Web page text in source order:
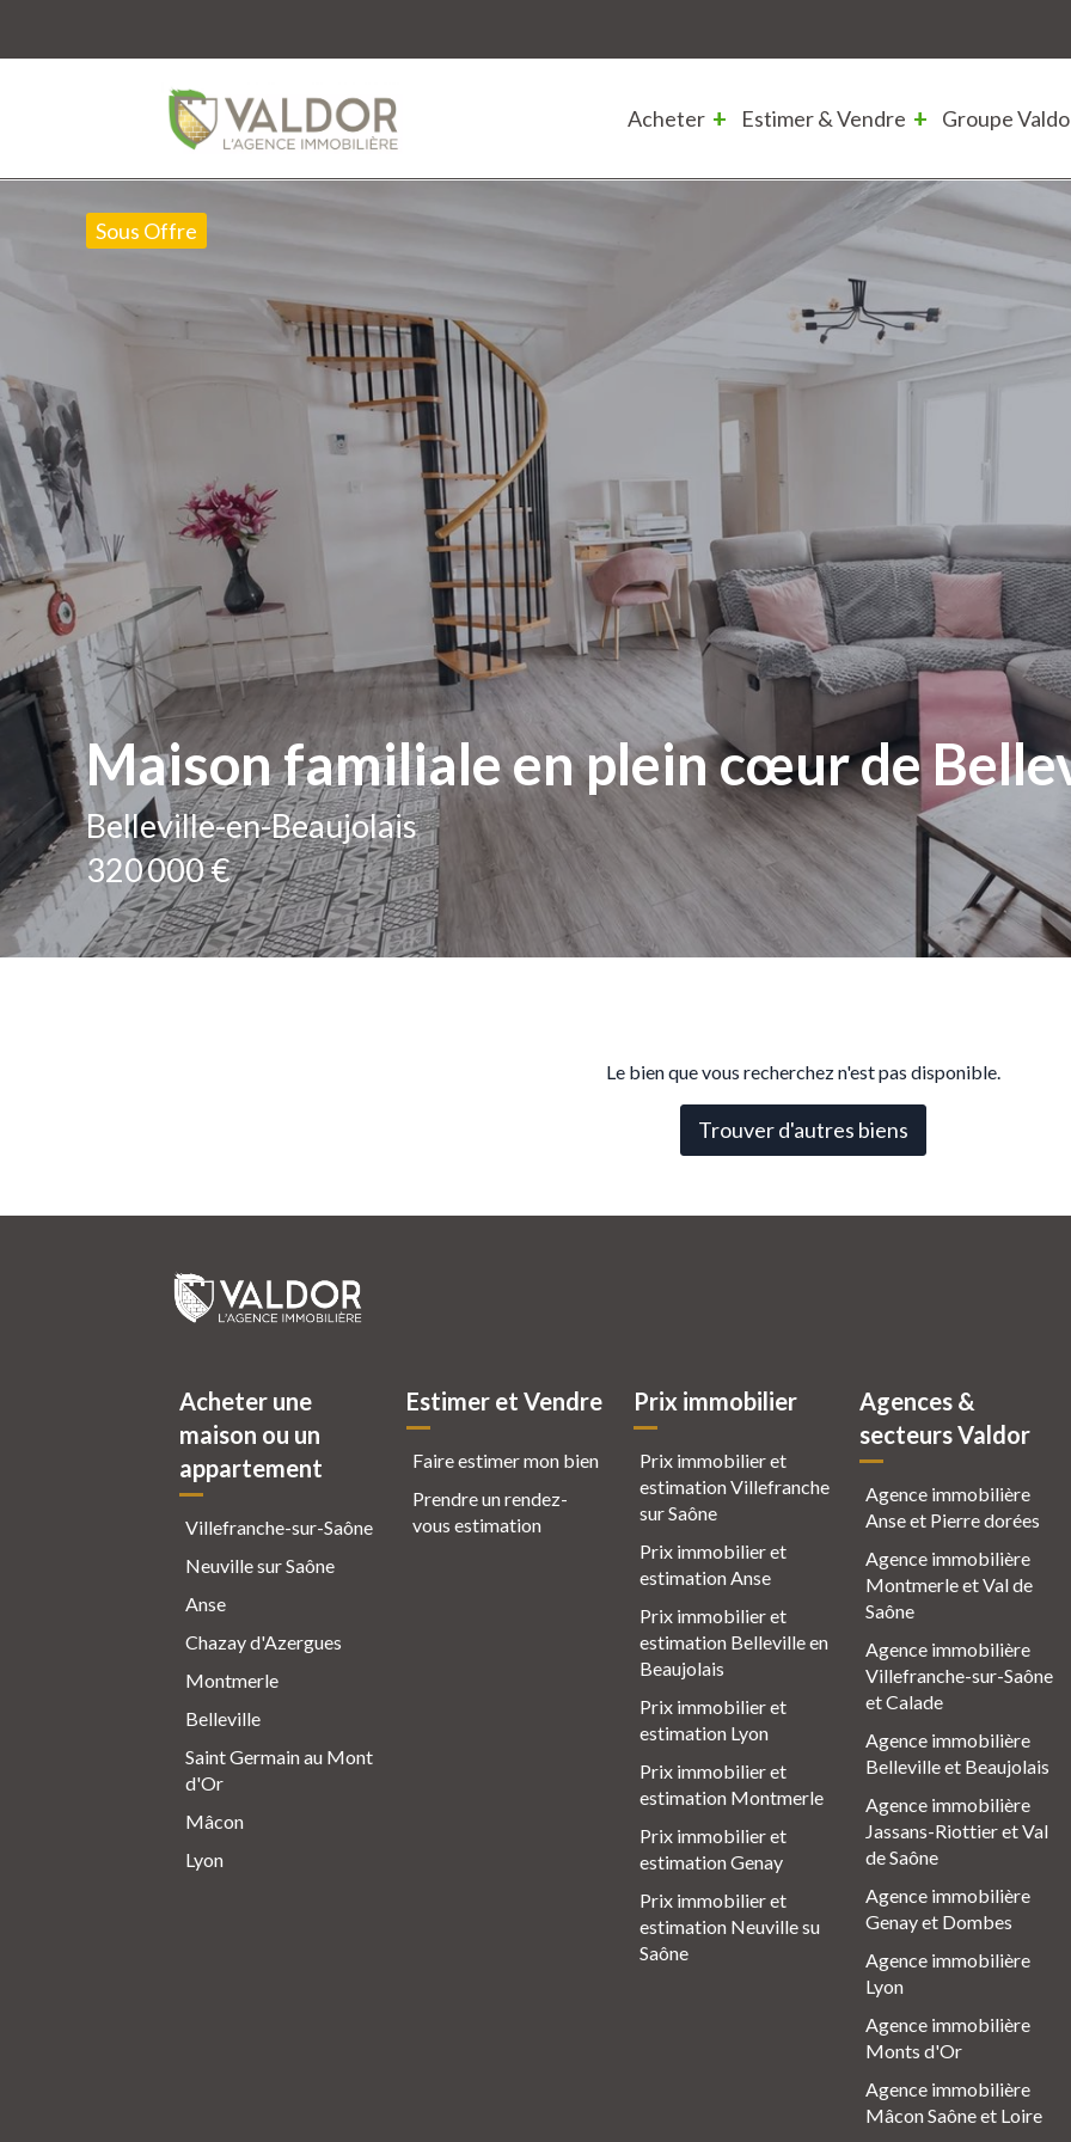
Acheter Estimer & Vendre Groupe
Sous Offre
Maison familiale en plein cœur de
Belleville-en-Beaujolais
320 000 €
Le bien que vous recherchez n'est pas disponible.
Trouver d'autres biens
Acheter une
maison ou un
appartement
Villefranche-sur-Saône
Neuville sur Saône
Anse
Chazay d'Azergues
Montmerle
Belleville
Saint Germain au Mont
d'Or
Mâcon
Lyon
Estimer et Vendre
Faire estimer mon bien
Prendre un rendez-
vous estimation
Prix immobilier
Prix immobilier et
estimation Villefranche
sur Saône
Prix immobilier et
estimation Anse
Prix immobilier et
estimation Belleville en
Beaujolais
Prix immobilier et
estimation Lyon
Prix immobilier et
estimation Montmerle
Prix immobilier et
estimation Genay
Prix immobilier et
estimation Neuville su
Saône
Agences &
secteurs Valdor
Agence immobilière
Anse et Pierre dorées
Agence immobilière
Montmerle et Val de
Saône
Agence immobilière
Villefranche-sur-Saône
et Calade
Agence immobilière
Belleville et Beaujolais
Agence immobilière
Jassans-Riottier et Val
de Saône
Agence immobilière
Genay et Dombes
Agence immobilière
Lyon
Agence immobilière
Monts d'Or
Agence immobilière
Mâcon Saône et Loire